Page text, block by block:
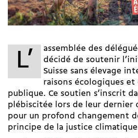
L’
assemblée des
décidé de soutenir
Suisse sans élevage
raisons écologiques et
publique. Ce soutien s’inscrit
plébiscitée lors de leur dernier
pour un profond changement
principe de la justice